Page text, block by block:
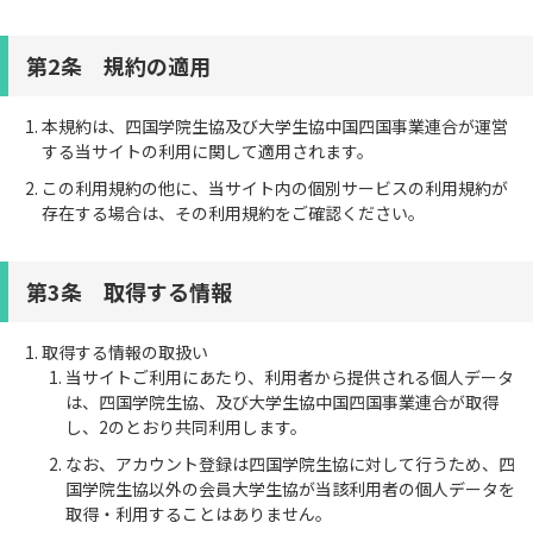
第2条 規約の適用
本規約は、四国学院生協及び大学生協中国四国事業連合が運営
する当サイトの利用に関して適用されます。
この利用規約の他に、当サイト内の個別サービスの利用規約が
存在する場合は、その利用規約をご確認ください。
第3条 取得する情報
取得する情報の取扱い
当サイトご利用にあたり、利用者から提供される個人データ
は、四国学院生協、及び大学生協中国四国事業連合が取得
し、2のとおり共同利用します。
なお、アカウント登録は四国学院生協に対して行うため、四
国学院生協以外の会員大学生協が当該利用者の個人データを
取得・利用することはありません。